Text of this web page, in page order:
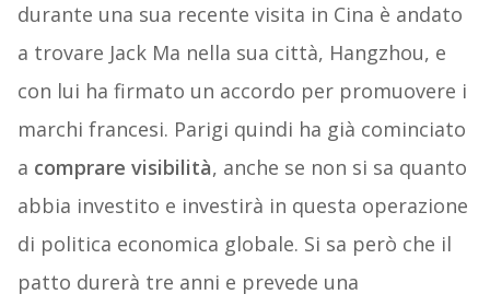
durante una sua recente visita in Cina è andato
a trovare Jack Ma nella sua città, Hangzhou, e
con lui ha firmato un accordo per promuovere i
marchi francesi. Parigi quindi ha già cominciato
a comprare visibilità, anche se non si sa quanto
abbia investito e investirà in questa operazione
di politica economica globale. Si sa però che il
patto durerà tre anni e prevede una